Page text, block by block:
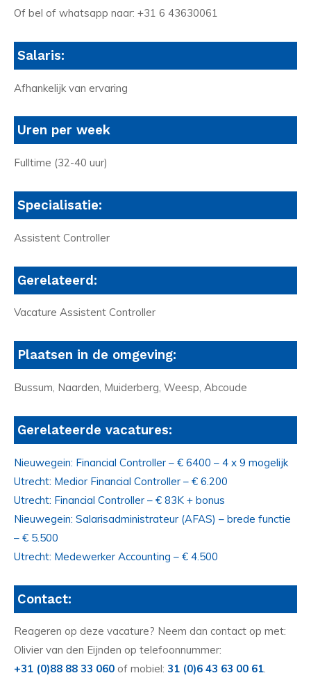
Of bel of whatsapp naar: +31 6 43630061
Salaris:
Afhankelijk van ervaring
Uren per week
Fulltime (32-40 uur)
Specialisatie:
Assistent Controller
Gerelateerd:
Vacature Assistent Controller
Plaatsen in de omgeving:
Bussum, Naarden, Muiderberg, Weesp, Abcoude
Gerelateerde vacatures:
Nieuwegein: Financial Controller – € 6400 – 4 x 9 mogelijk
Utrecht: Medior Financial Controller – € 6.200
Utrecht: Financial Controller – € 83K + bonus
Nieuwegein: Salarisadministrateur (AFAS) – brede functie
– € 5.500
Utrecht: Medewerker Accounting – € 4.500
Contact:
Reageren op deze vacature? Neem dan contact op met:
Olivier van den Eijnden op telefoonnummer:
+31 (0)88 88 33 060 of mobiel: 31 (0)6 43 63 00 61.